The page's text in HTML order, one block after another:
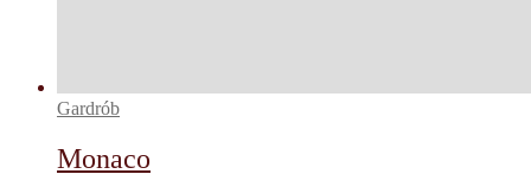
Gardrób
Monaco